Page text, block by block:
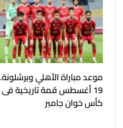
موعد مباراة الأهلي
19 أغسطس قمة تاريخية فى
كأس خوان جامبر